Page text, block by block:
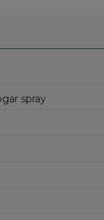
spray